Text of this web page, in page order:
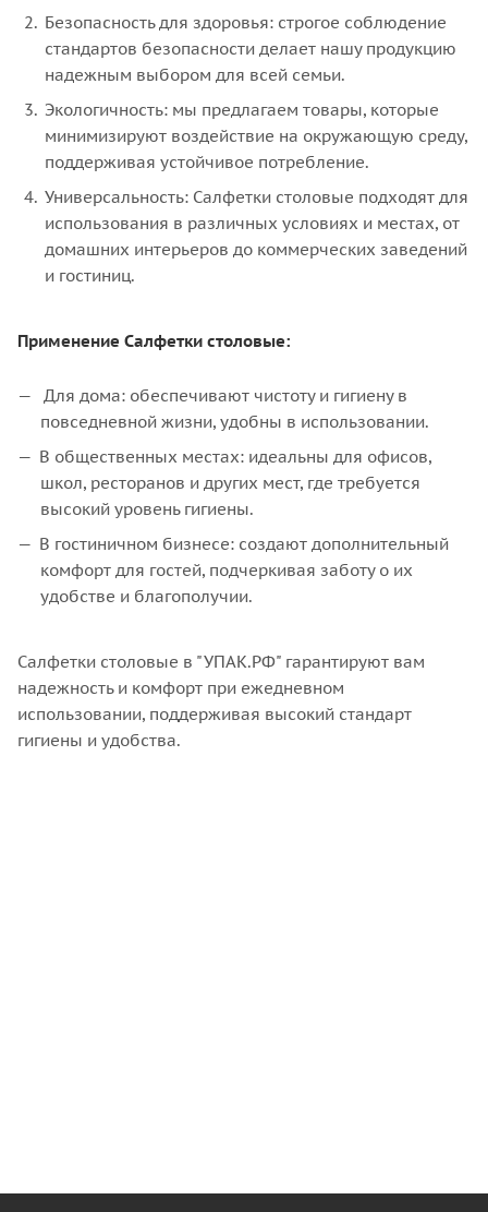
Безопасность для здоровья: строгое соблюдение
стандартов безопасности делает нашу продукцию
надежным выбором для всей семьи.
Экологичность: мы предлагаем товары, которые
минимизируют воздействие на окружающую среду,
поддерживая устойчивое потребление.
Универсальность: Салфетки столовые подходят для
использования в различных условиях и местах, от
домашних интерьеров до коммерческих заведений
и гостиниц.
Применение Салфетки столовые:
Для дома: обеспечивают чистоту и гигиену в
повседневной жизни, удобны в использовании.
В общественных местах: идеальны для офисов,
школ, ресторанов и других мест, где требуется
высокий уровень гигиены.
В гостиничном бизнесе: создают дополнительный
комфорт для гостей, подчеркивая заботу о их
удобстве и благополучии.
Салфетки столовые в "УПАК.РФ" гарантируют вам
надежность и комфорт при ежедневном
использовании, поддерживая высокий стандарт
гигиены и удобства.